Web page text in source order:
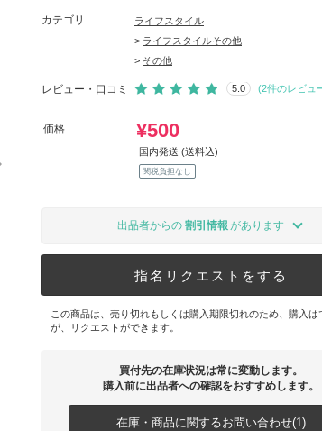
カテゴリ
ライフスタイル
> ライフスタイルその他
> その他
レビュー・口コミ 5.0 (2件のレビュ
価格 ¥500
国内発送 (送料込)
関税負担なし
出品者からの 割引情報 があります
指名リクエストをする
この商品は、売り切れもしくは購入期限切れのため、購入は
が、リクエストができます。
買付先の在庫状況は常に変動します。
購入前に出品者への確認をおすすめします。
在庫・商品に関するお問い合わせ(1)